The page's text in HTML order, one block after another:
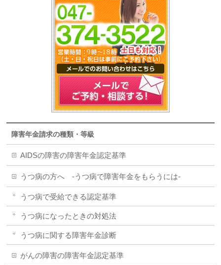
障害年金請求の種類・等級
AIDSの障害の障害年金認定基準
うつ病の方へ -うつ病で障害年金をもらうには-
うつ病で受給できる認定基準
うつ病になったときの対処法
うつ病に関する障害年金診断
がんの障害の障害年金認定基準